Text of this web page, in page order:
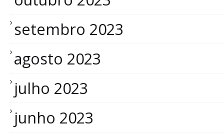
setembro 2023
agosto 2023
julho 2023
junho 2023